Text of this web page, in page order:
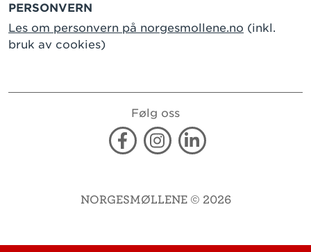
PERSONVERN
Les om personvern på norgesmollene.no (inkl.
bruk av cookies)
Følg oss
FacebookInstagramLinkedin
NORGESMØLLENE © 2026